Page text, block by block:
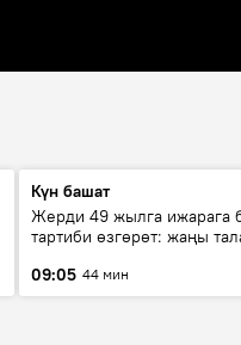
Күн башат
Жерди 49 жылга ижарага
тартиби өзгөрөт: жаңы
09:05 44 мин